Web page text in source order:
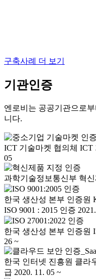
구축사례 더 보기
기관인증
엔로비는 공공기관으로
니다.
ICT 기술마켓 협의체 ICT
05
과학기술정보통신부 혁
한국 생산성 본부 인증원
ISO 9001 : 2015 인증
한국 생산성 본부 인증원
26 ~
한국 인터넷 진흥원 클라
급 2020. 11. 05 ~